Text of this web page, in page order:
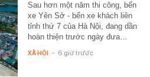
Sau hơn một năm thi công, bến
xe Yên Sở - bến xe khách liên
tỉnh thứ 7 của Hà Nội, đang dần
hoàn thiện trước ngày đưa…
XÃ HỘI - 6 giờ trước